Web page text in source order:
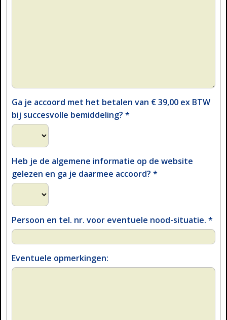
Ga je accoord met het betalen van € 39,00 ex BTW
bij succesvolle bemiddeling? *
Heb je de algemene informatie op de website
gelezen en ga je daarmee accoord? *
Persoon en tel. nr. voor eventuele nood-situatie. *
Eventuele opmerkingen: